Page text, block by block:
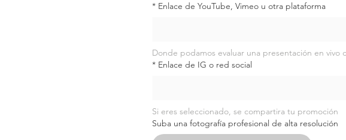
* Enlace de YouTube, Vimeo u otra plataforma
Donde podamos evaluar una presentación en vivo
* Enlace de IG o red social
Si eres seleccionado, se compartira tu promoción
Suba una fotografía profesional de alta resolución